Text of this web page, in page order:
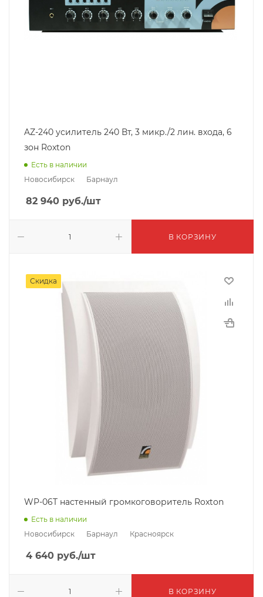
AZ-240 усилитель 240 Вт, 3 микр./2 лин. входа, 6
зон Roxton
Есть в наличии
Новосибирск
Барнаул
82 940 руб./шт
В КОРЗИНУ
Скидка
WP-06T настенный громкоговоритель Roxton
Есть в наличии
Новосибирск
Барнаул Красноярск
4 640 руб./шт
В КОРЗИНУ